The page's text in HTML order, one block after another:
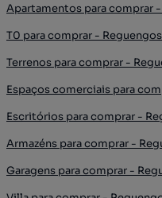
Apartamentos para comprar
T0 para comprar -
Terrenos para comprar -
Espaços comerciais para
Escritórios para comprar -
Armazéns para comprar -
Garagens para comprar -